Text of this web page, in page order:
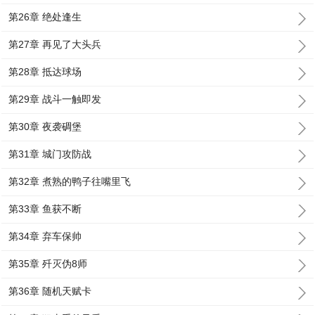
第26章 绝处逢生
第27章 再见了大头兵
第28章 抵达球场
第29章 战斗一触即发
第30章 夜袭碉堡
第31章 城门攻防战
第32章 煮熟的鸭子往嘴里飞
第33章 鱼获不断
第34章 弃车保帅
第35章 歼灭伪8师
第36章 随机天赋卡